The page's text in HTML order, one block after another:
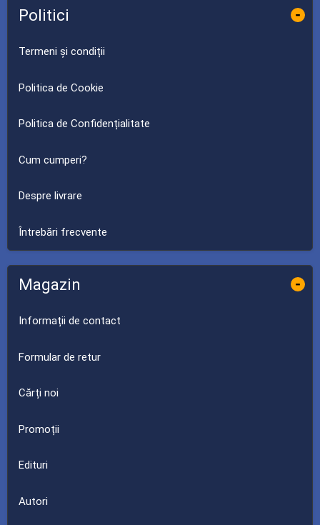
Politici -
Termeni și condiții
Politica de Cookie
Politica de Confidențialitate
Cum cumperi?
Despre livrare
Întrebări frecvente
Magazin -
Informații de contact
Formular de retur
Cărți noi
Promoții
Edituri
Autori